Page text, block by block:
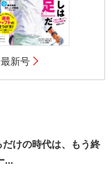
新号
だけの時代は、もう終
...